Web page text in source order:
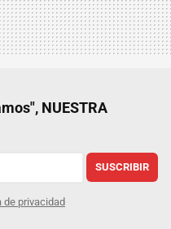
NUESTRA
SUSCRIBIR
de privacidad